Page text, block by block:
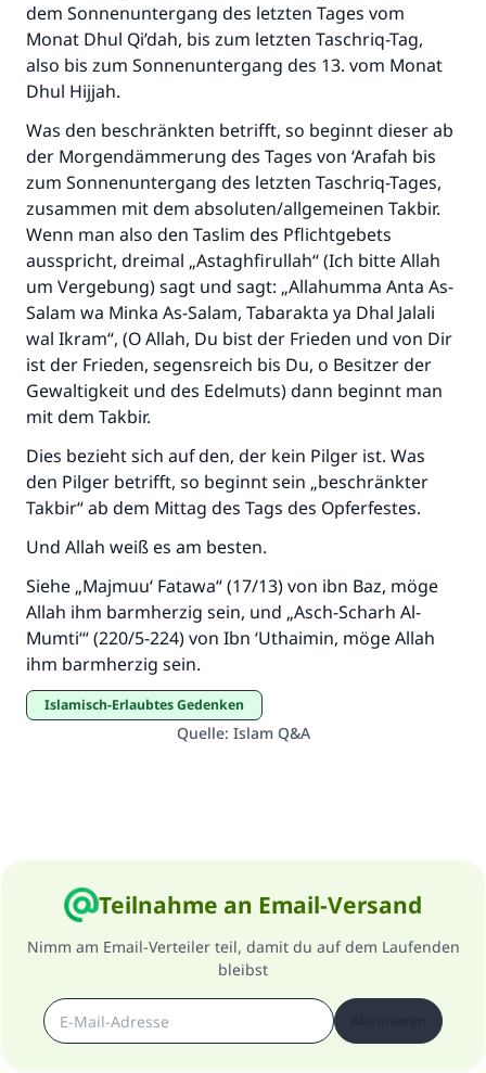
dem Sonnenuntergang des letzten Tages vom
Monat Dhul Qi’dah, bis zum letzten Taschriq-Tag,
also bis zum Sonnenuntergang des 13. vom Monat
Dhul Hijjah.
Was den beschränkten betrifft, so beginnt dieser ab
der Morgendämmerung des Tages von ‘Arafah bis
zum Sonnenuntergang des letzten Taschriq-Tages,
zusammen mit dem absoluten/allgemeinen Takbir.
Wenn man also den Taslim des Pflichtgebets
ausspricht, dreimal „Astaghfirullah“ (Ich bitte Allah
um Vergebung) sagt und sagt: „Allahumma Anta As-
Salam wa Minka As-Salam, Tabarakta ya Dhal Jalali
wal Ikram“, (O Allah, Du bist der Frieden und von Dir
ist der Frieden, segensreich bis Du, o Besitzer der
Gewaltigkeit und des Edelmuts) dann beginnt man
mit dem Takbir.
Dies bezieht sich auf den, der kein Pilger ist. Was
den Pilger betrifft, so beginnt sein „beschränkter
Takbir“ ab dem Mittag des Tags des Opferfestes.
Und Allah weiß es am besten.
Siehe „Majmuu‘ Fatawa“ (17/13) von ibn Baz, möge
Allah ihm barmherzig sein, und „Asch-Scharh Al-
Mumti‘“ (220/5-224) von Ibn ‘Uthaimin, möge Allah
ihm barmherzig sein.
Islamisch-Erlaubtes Gedenken
Quelle: Islam Q&A
Teilnahme an Email-Versand
Nimm am Email-Verteiler teil, damit du auf dem Laufenden
bleibst